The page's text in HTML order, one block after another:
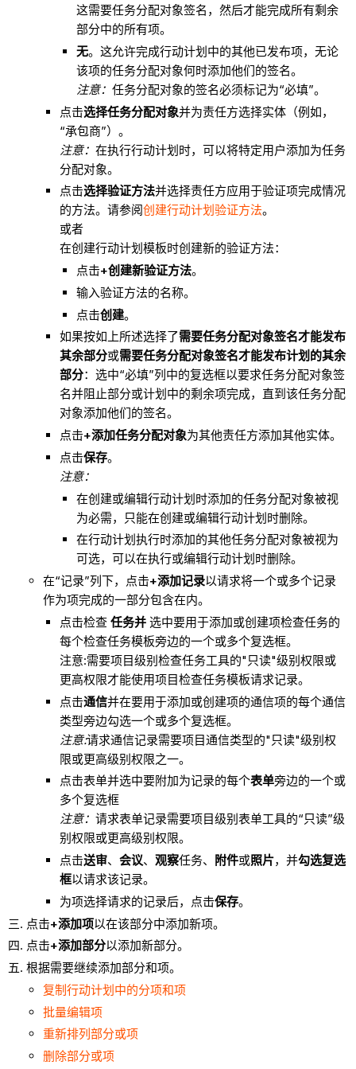
这需要任务分配对象签名，然后才能完成所有剩余
部分中的所有项。
无。这允许完成行动计划中的其他已发布项，无论
该项的任务分配对象何时添加他们的签名。
注意： 任务分配对象的签名必须标记为“必填”。
点击选择任务分配对象并为责任方选择实体（例如，
“承包商”）。
注意： 在执行行动计划时，可以将特定用户添加为任务
分配对象。
点击选择验证方法并选择责任方应用于验证项完成情况
的方法。请参阅创建行动计划验证方法。
或者
在创建行动计划模板时创建新的验证方法：
点击+创建新验证方法。
输入验证方法的名称。
点击创建。
如果按如上所述选择了需要任务分配对象签名才能发布
其余部分或需要任务分配对象签名才能发布计划的其余
部分：选中“必填”列中的复选框以要求任务分配对象签
名并阻止部分或计划中的剩余项完成，直到该任务分配
对象添加他们的签名。
点击+添加任务分配对象为其他责任方添加其他实体。
点击保存。
注意：
在创建或编辑行动计划时添加的任务分配对象被视
为必需，只能在创建或编辑行动计划时删除。
在行动计划执行时添加的其他任务分配对象被视为
可选，可以在执行或编辑行动计划时删除。
在“记录”列下，点击+添加记录以请求将一个或多个记录
作为项完成的一部分包含在内。
点击检查 任务并 选中要用于添加或创建项检查任务的
每个检查任务模板旁边的一个或多个复选框。
注意:需要项目级别检查任务工具的"只读"级别权限或
更高权限才能使用项目检查任务模板请求记录。
点击通信并在要用于添加或创建项的通信项的每个通信
类型旁边勾选一个或多个复选框。
注意:请求通信记录需要项目通信类型的"只读"级别权
限或更高级别权限之一。
点击表单并选中要附加为记录的每个表单旁边的一个或
多个复选框
注意： 请求表单记录需要项目级别表单工具的“只读”级
别权限或更高级别权限。
点击送审、 会议、 观察任务、 附件或照片，并勾选复选
框以请求该记录。
为项选择请求的记录后，点击保存。
点击+添加项以在该部分中添加新项。
点击+添加部分以添加新部分。
根据需要继续添加部分和项。
复制行动计划中的分项和项
批量编辑项
重新排列部分或项
删除部分或项